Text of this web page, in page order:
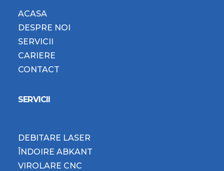
ACASA
DESPRE NOI
SERVICII
CARIERE
CONTACT
SERVICII
DEBITARE LASER
ÎNDOIRE ABKANT
VIROLARE CNC